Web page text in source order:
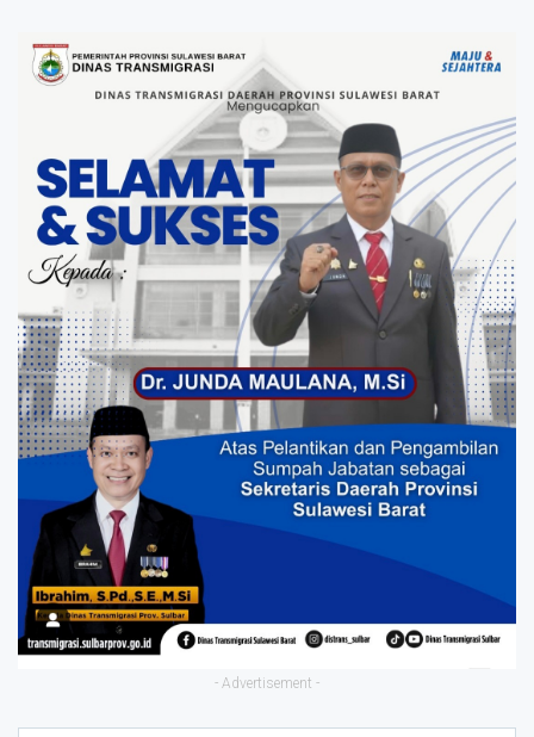
- Advertisement -